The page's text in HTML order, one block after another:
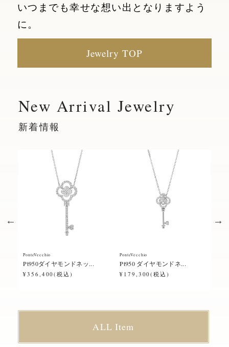
いつまでも幸せな想い出となりますよう
に。
Jewelry TOP
New Arrival Jewelry
新着情報
PonteVecchio
Pt950ダイヤモンドネッ...
¥356,400(税込)
PonteVecchio
Pt950 ダイヤモンドネ...
¥179,300(税込)
ALL Item